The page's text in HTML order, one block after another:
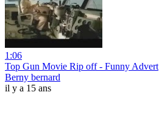
1:06
Top Gun Movie Rip off - Funny Advert
Berny bernard
il y a 15 ans